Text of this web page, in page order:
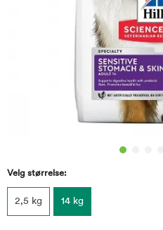
Velg størrelse:
2,5 kg 14 kg